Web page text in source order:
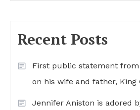
Recent Posts
First public statement
on his wife and father, King
Jennifer Aniston is adored